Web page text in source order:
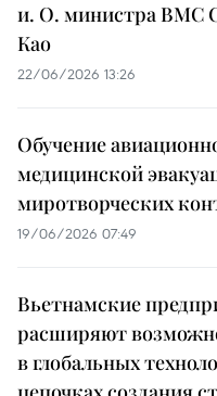
и. О. министра ВМС
Као
22/06/2026 13:26
Обучение
медицинской
миротворческих
19/06/2026 07:49
Вьетнамские
расширяют
в глобальных